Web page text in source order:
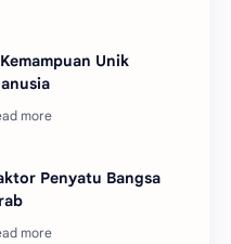
Unik
Penyatu Bangsa